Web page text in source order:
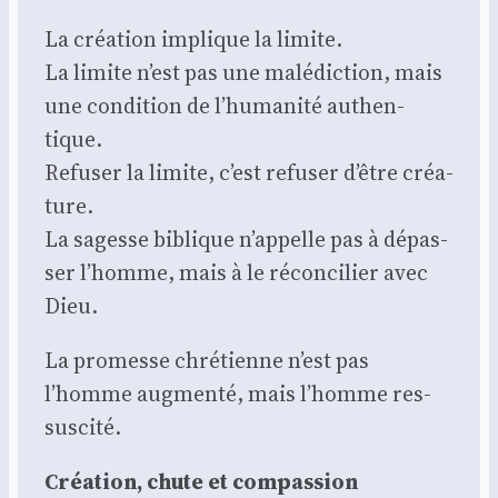
La créa­tion implique la limite.
La limite n’est pas une malé­dic­tion, mais
une condi­tion de l’humanité authen­
tique.
Refu­ser la limite, c’est refu­ser d’être créa­
ture.
La sagesse biblique n’appelle pas à dépas­
ser l’homme, mais à le récon­ci­lier avec
Dieu.
La pro­messe chré­tienne n’est pas
l’homme aug­men­té, mais l’homme res­
sus­ci­té.
Créa­tion, chute et com­pas­sion